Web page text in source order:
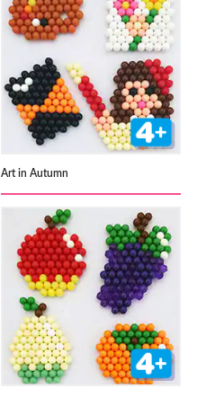
Art in Autumn